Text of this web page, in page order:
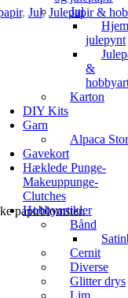
Jul
julepynt
&
Karton
DIY Kits
Garn
Alpaca
Gavekort
Hæklede Punge-
Makeuppunge-
Clutches
Hobbyartikler
Bånd
Cernit
Diverse
Glitter drys
Lim
, Jul, Julepapir &
papirblomster.